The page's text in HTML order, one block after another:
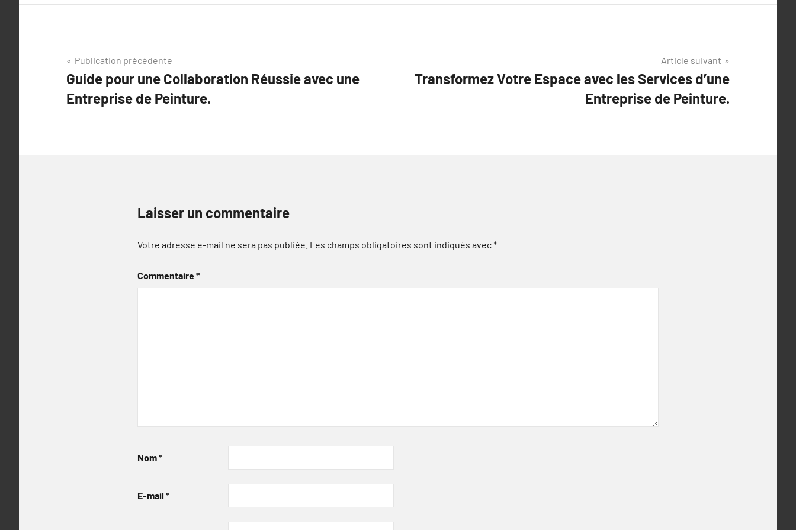
Navigation
de
l’article
Publication précédente
Guide pour une Collaboration Réussie avec une
Entreprise de Peinture.
Article suivant
Transformez Votre Espace avec les Services d’une
Entreprise de Peinture.
Laisser un commentaire
Votre adresse e-mail ne sera pas publiée. Les champs obligatoires sont indiqués avec*
Commentaire*
Nom*
E-mail *